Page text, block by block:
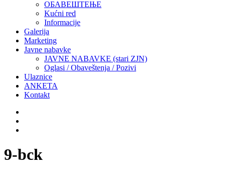
ОБАВЕШТЕЊЕ
Kućni red
Informacije
Galerija
Marketing
Javne nabavke
JAVNE NABAVKE (stari ZJN)
Oglasi / Obaveštenja / Pozivi
Ulaznice
ANKETA
Kontakt
9-bck